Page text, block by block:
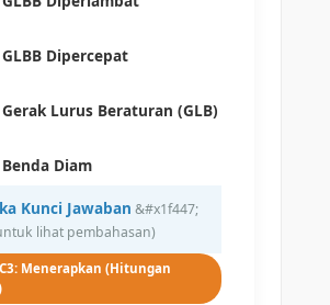
GLBB Dipercepat
Gerak Lurus Beraturan (GLB)
Benda Diam
Kunci Jawaban
Menerapkan (Hitungan